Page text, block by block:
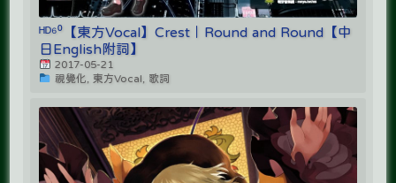
ᴴᴰ⁶⁰【東方Vocal】Crest｜Round and Round【中
日English附詞】
2017-05-21
視覺化, 東方Vocal, 歌詞